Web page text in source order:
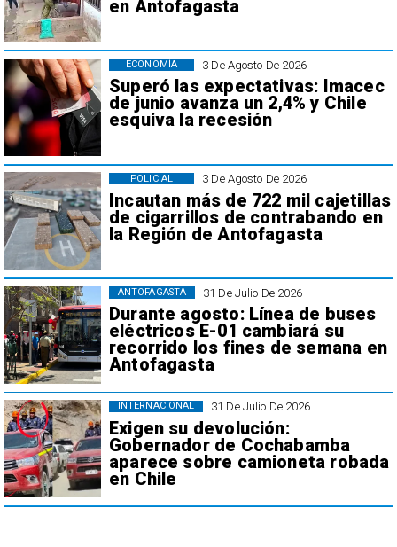
en Antofagasta
3 De Agosto De 2026
Superó las expectativas: Imacec
de junio avanza un 2,4% y Chile
esquiva la recesión
ECONOMÍA
3 De Agosto De 2026
Incautan más de 722 mil cajetillas
de cigarrillos de contrabando en
la Región de Antofagasta
POLICIAL
31 De Julio De 2026
Durante agosto: Línea de buses
eléctricos E-01 cambiará su
recorrido los fines de semana en
Antofagasta
ANTOFAGASTA
31 De Julio De 2026
Exigen su devolución:
Gobernador de Cochabamba
aparece sobre camioneta robada
en Chile
INTERNACIONAL